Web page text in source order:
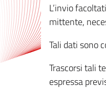
L’invio
mittente,
Tali dati sono
Trascorsi tali
espressa